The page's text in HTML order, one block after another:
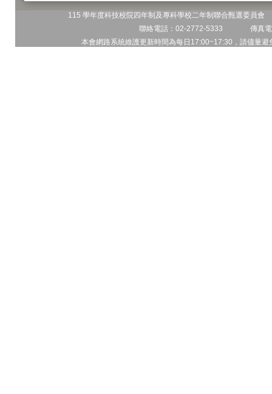
115 學年度科技校院四年制及專科學校二年制聯合甄選委員
聯絡電話：02-2772-5333 傳真
本會網路系統維護更新時間為每日17:00~17:30，請儘量